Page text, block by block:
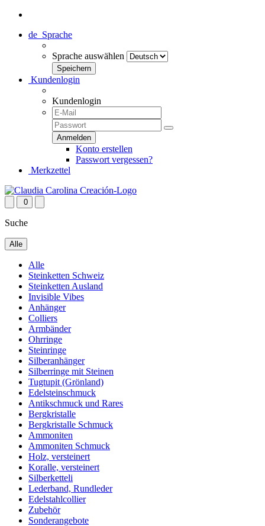
de Sprache
Sprache auswählen
Kundenlogin
Kundenlogin
Konto erstellen
Passwort vergessen?
Merkzettel
0
Suche
Alle
Alle
Steinketten Schweiz
Steinketten Ausland
Invisible Vibes
Anhänger
Colliers
Armbänder
Ohrringe
Steinringe
Silberanhänger
Silberringe mit Steinen
Tugtupit (Grönland)
Edelsteinschmuck
Antikschmuck und Rares
Bergkristalle
Bergkristalle Schmuck
Ammoniten
Ammoniten Schmuck
Holz, versteinert
Koralle, versteinert
Silberketteli
Lederband, Rundleder
Edelstahlcollier
Zubehör
Sonderangebote